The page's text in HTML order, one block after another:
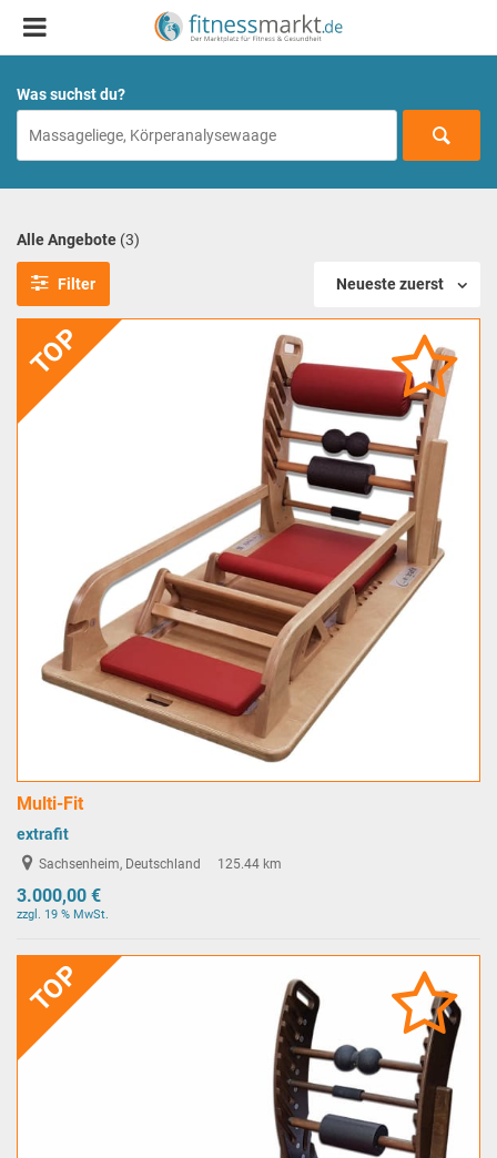
Was suchst du?
Alle Angebote (3)
Filter Neueste zuerst
TOP
Multi-Fit
extrafit
Sachsenheim, Deutschland 125.44 km
3.000,00 €
zzgl. 19 % MwSt.
TOP